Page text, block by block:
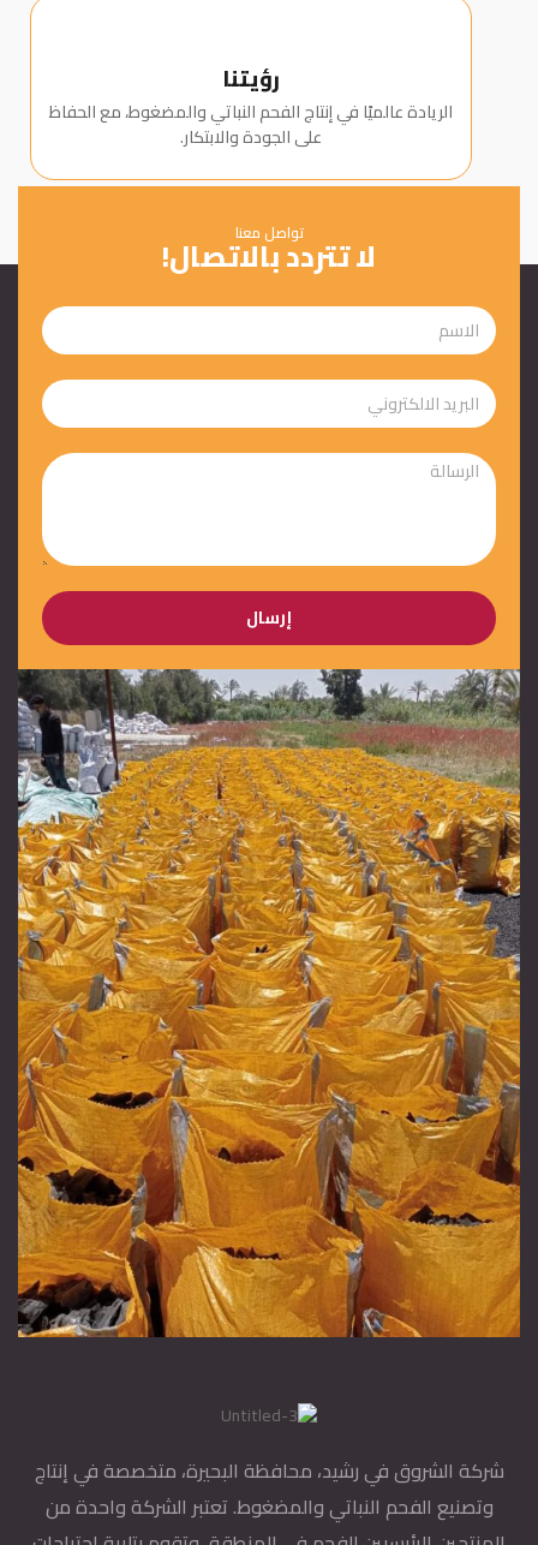
رؤيتنا
الريادة عالميًا في إنتاج الفحم النباتي والمضغوط، مع الحفاظ
على الجودة والابتكار.
تواصل معنا
لا تتردد بالاتصال!
إرسال
شركة الشروق في رشيد، محافظة البحيرة، متخصصة في إنتاج
وتصنيع الفحم النباتي والمضغوط. تعتبر الشركة واحدة من